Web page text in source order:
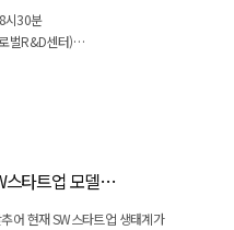
시30분
벌R&D센터)
업의 특징 및 정부의 역할
바람직한 SW스타트업
스타트업 모델
어 현재 SW스타트업 생태계가